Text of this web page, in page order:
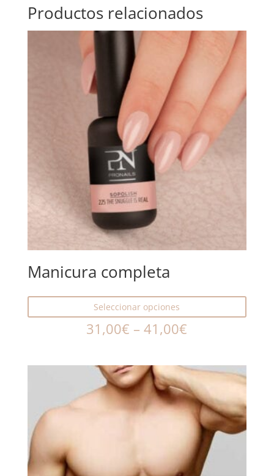
Productos relacionados
Manicura completa
Seleccionar opciones
31,00€ –41,00€